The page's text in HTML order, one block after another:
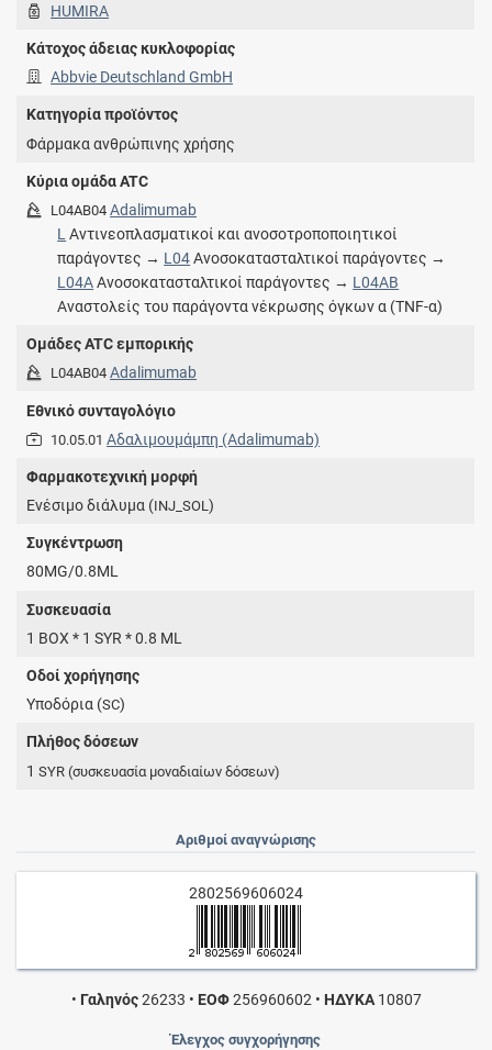
HUMIRA
Κάτοχος άδειας κυκλοφορίας
Abbvie Deutschland GmbH
Κατηγορία προϊόντος
Φάρμακα ανθρώπινης χρήσης
Κύρια ομάδα ATC
L04AB04 Adalimumab
L Αντινεοπλασματικοί και ανοσοτροποποιητικοί
παράγοντες → L04Ανοσοκατασταλτικοί παράγοντες →
L04AΑνοσοκατασταλτικοί παράγοντες → L04AB
Αναστολείς του παράγοντα νέκρωσης όγκων α (TNF-α)
Ομάδες ATC εμπορικής
L04AB04 Adalimumab
Εθνικό συνταγολόγιο
10.05.01 Αδαλιμουμάμπη (Adalimumab)
Φαρμακοτεχνική μορφή
Ενέσιμο διάλυμα (INJ_SOL)
Συγκέντρωση
80MG/0.8ML
Συσκευασία
1 BOX * 1 SYR * 0.8 ML
Οδοί χορήγησης
Υποδόρια (SC)
Πλήθος δόσεων
1SYR (συσκευασία μοναδιαίων δόσεων)
Αριθμοί αναγνώρισης
2802569606024
• Γαληνός26233 • ΕΟΦ256960602 • ΗΔΥΚΑ10807
Έλεγχος συγχορήγησης